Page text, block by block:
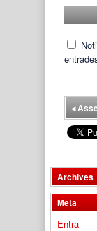
◂
Archives
Meta
Entra